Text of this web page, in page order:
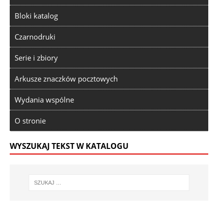
Bloki katalog
Czarnodruki
Serie i zbiory
Arkusze znaczków pocztowych
Wydania wspólne
O stronie
WYSZUKAJ TEKST W KATALOGU